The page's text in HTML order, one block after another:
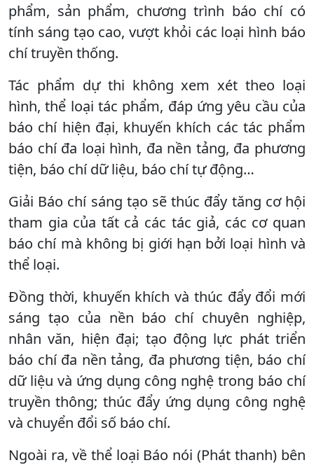
phẩm, sản phẩm, chương trình báo chí có
tính sáng tạo cao, vượt khỏi các loại hình báo
chí truyền thống.
Tác phẩm dự thi không xem xét theo loại
hình, thể loại tác phẩm, đáp ứng yêu cầu của
báo chí hiện đại, khuyến khích các tác phẩm
báo chí đa loại hình, đa nền tảng, đa phương
tiện, báo chí dữ liệu, báo chí tự động…
Giải Báo chí sáng tạo sẽ thúc đẩy tăng cơ hội
tham gia của tất cả các tác giả, các cơ quan
báo chí mà không bị giới hạn bởi loại hình và
thể loại.
Đồng thời, khuyến khích và thúc đẩy đổi mới
sáng tạo của nền báo chí chuyên nghiệp,
nhân văn, hiện đại; tạo động lực phát triển
báo chí đa nền tảng, đa phương tiện, báo chí
dữ liệu và ứng dụng công nghệ trong báo chí
truyền thông; thúc đẩy ứng dụng công nghệ
và chuyển đổi số báo chí.
Ngoài ra, về thể loại Báo nói (Phát thanh) bên